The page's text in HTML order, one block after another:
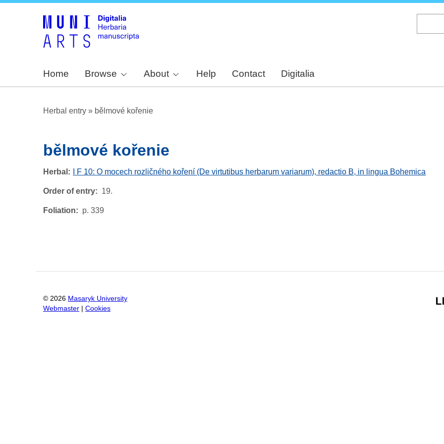
Home Browse About Help Contact Digitalia
Herbal entry » bělmové kořenie
bělmové kořenie
Herbal I F 10: O mocech rozličného koření (De virtutibus herbarum variarum), redactio B, in lingua Bohemica
Order of entry 19.
Foliation p. 339
© 2026 Masaryk University
Webmaster
Cookies